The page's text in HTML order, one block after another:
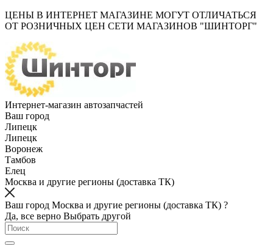
ЦЕНЫ В ИНТЕРНЕТ МАГАЗИНЕ МОГУТ ОТЛИЧАТЬСЯ
ОТ РОЗНИЧНЫХ ЦЕН СЕТИ МАГАЗИНОВ "ШИНТОРГ"
Интернет-магазин автозапчастей
Ваш город
Липецк
Липецк
Воронеж
Тамбов
Елец
Москва и другие регионы (доставка ТК)
Ваш город Москва и другие регионы (доставка ТК) ?
Да, все верно Выбрать другой